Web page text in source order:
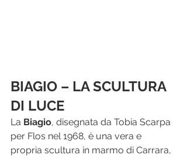
BIAGIO – LA SCULTURA
DI LUCE
La Biagio, disegnata da Tobia Scarpa
per Flos nel 1968, è una vera e
propria scultura in marmo di Carrara,